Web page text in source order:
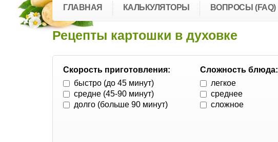
ГЛАВНАЯ КАЛЬКУЛЯТОРЫ ВОПРОСЫ (FAQ)
Рецепты картошки в духовке
Скорость приготовления:
быстро (до 45 минут)
средне (45-90 минут)
долго (больше 90 минут)
Сложность блюда:
легкое
среднее
сложное